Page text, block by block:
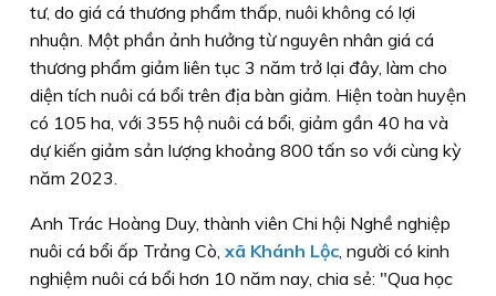
tư, do giá cá thương phẩm thấp, nuôi không có lợi
nhuận. Một phần ảnh hưởng từ nguyên nhân giá cá
thương phẩm giảm liên tục 3 năm trở lại đây, làm cho
diện tích nuôi cá bổi trên địa bàn giảm. Hiện toàn huyện
có 105 ha, với 355 hộ nuôi cá bổi, giảm gần 40 ha và
dự kiến giảm sản lượng khoảng 800 tấn so với cùng kỳ
năm 2023.
Anh Trác Hoàng Duy, thành viên Chi hội Nghề nghiệp
nuôi cá bổi ấp Trảng Cò, xã Khánh Lộc, người có kinh
nghiệm nuôi cá bổi hơn 10 năm nay, chia sẻ: "Qua học